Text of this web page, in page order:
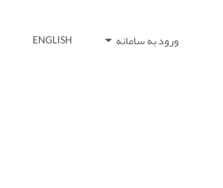
ورود به سامانه ENGLISH